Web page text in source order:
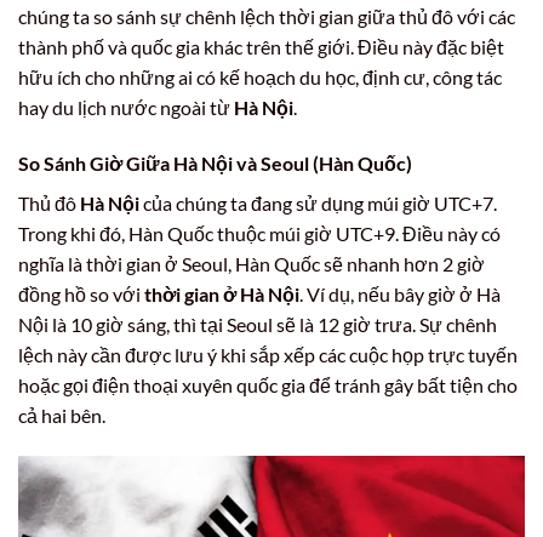
chúng ta so sánh sự chênh lệch thời gian giữa thủ đô với các
thành phố và quốc gia khác trên thế giới. Điều này đặc biệt
hữu ích cho những ai có kế hoạch du học, định cư, công tác
hay du lịch nước ngoài từ Hà Nội.
So Sánh Giờ Giữa Hà Nội và Seoul (Hàn Quốc)
Thủ đô Hà Nộicủa chúng ta đang sử dụng múi giờ UTC+7.
Trong khi đó, Hàn Quốc thuộc múi giờ UTC+9. Điều này có
nghĩa là thời gian ở Seoul, Hàn Quốc sẽ nhanh hơn 2 giờ
đồng hồ so với thời gian ở Hà Nội. Ví dụ, nếu bây giờ ở Hà
Nội là 10 giờ sáng, thì tại Seoul sẽ là 12 giờ trưa. Sự chênh
lệch này cần được lưu ý khi sắp xếp các cuộc họp trực tuyến
hoặc gọi điện thoại xuyên quốc gia để tránh gây bất tiện cho
cả hai bên.